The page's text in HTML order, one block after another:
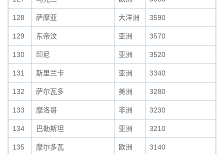
128 萨摩亚 大洋洲 3590
129 东帝汶 亚洲 3570
130 印尼 亚洲 3520
131 斯里兰卡 亚洲 3340
132 萨尔瓦多 美洲 3280
133 摩洛哥 非洲 3230
134 巴勒斯坦 亚洲 3210
135 摩尔多瓦 欧洲 3140